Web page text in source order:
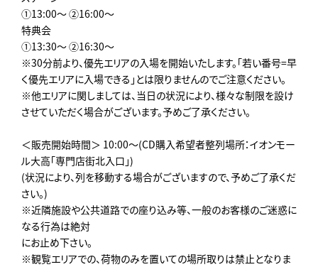
①13:00～ ②16:00～
特典会
①13:30～ ②16:30～
※30分前より、優先エリアの入場を開始いたします。「若い番号=早
く優先エリアに入場できる」とは限りませんのでご注意ください。
※他エリアに関しましては、当日の状況により、様々な制限を設け
させていただく場合がございます。予めご了承ください。
＜販売開始時間＞ 10:00～(CD購入希望者整列場所：イオンモー
ル大高「専門店街北入口」)
(状況により、列を移動する場合がございますので、予めご了承くだ
さい。)
※近隣施設や公共道路での座り込み等、一般のお客様のご迷惑に
なる行為は絶対
にお止め下さい。
※観覧エリアでの、荷物のみを置いての場所取りは禁止となりま